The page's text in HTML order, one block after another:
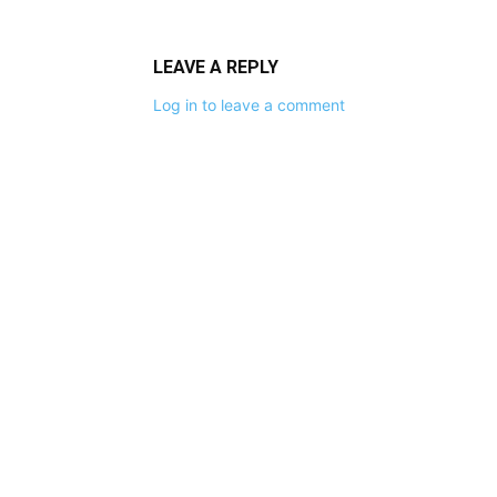
LEAVE A REPLY
Log in to leave a comment